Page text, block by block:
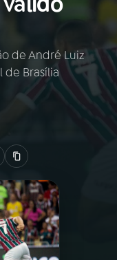
de André Luiz
de Brasília